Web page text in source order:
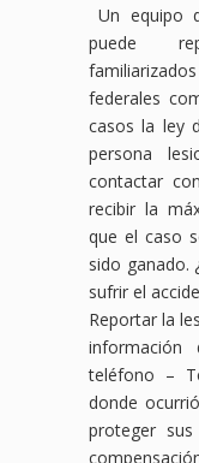
Un equipo
puede
federales
casos la ley
persona
contactar
recibir la
que el caso
sido ganado.
sufrir el
Reportar la
teléfono –
donde
proteger